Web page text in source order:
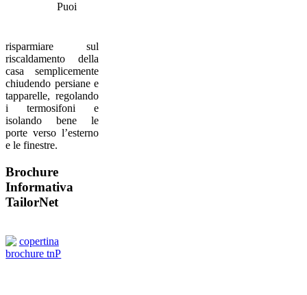
Puoi
risparmiare sul
riscaldamento della
casa semplicemente
chiudendo persiane e
tapparelle, regolando
i termosifoni e
isolando bene le
porte verso l’esterno
e le finestre.
Brochure
Informativa
TailorNet